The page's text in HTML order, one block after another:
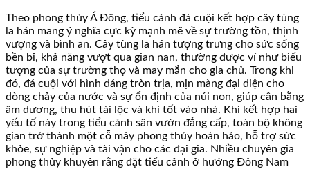
Theo phong thủy Á Đông, tiểu cảnh đá cuội kết hợp cây tùng
la hán mang ý nghĩa cực kỳ mạnh mẽ về sự trường tồn, thịnh
vượng và bình an. Cây tùng la hán tượng trưng cho sức sống
bền bỉ, khả năng vượt qua gian nan, thường được ví như biểu
tượng của sự trường thọ và may mắn cho gia chủ. Trong khi
đó, đá cuội với hình dáng tròn trịa, mịn màng đại diện cho
dòng chảy của nước và sự ổn định của núi non, giúp cân bằng
âm dương, thu hút tài lộc và khí tốt vào nhà. Khi kết hợp hai
yếu tố này trong tiểu cảnh sân vườn đẳng cấp, toàn bộ không
gian trở thành một cỗ máy phong thủy hoàn hảo, hỗ trợ sức
khỏe, sự nghiệp và tài vận cho các đại gia. Nhiều chuyên gia
phong thủy khuyên rằng đặt tiểu cảnh ở hướng Đông Nam